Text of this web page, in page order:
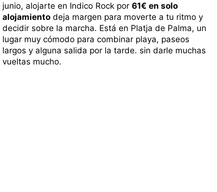
junio, alojarte en Indico Rock por 61€ en solo
alojamiento deja margen para moverte a tu ritmo y
decidir sobre la marcha. Está en Platja de Palma, un
lugar muy cómodo para combinar playa, paseos
largos y alguna salida por la tarde. sin darle muchas
vueltas mucho.